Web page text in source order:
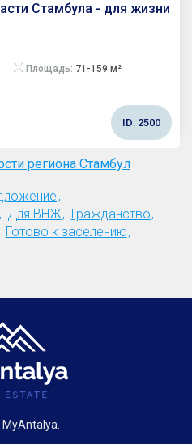
Стамбула - для жизни
Площадь: 71-159 м²
ID: 2500
региона Стамбул
Для ВНЖ
Гражданство
Готово к заселению